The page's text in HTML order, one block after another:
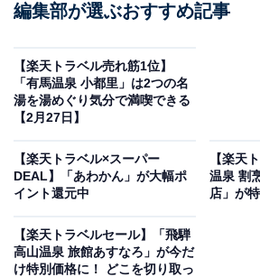
箱根湯本温泉 湯本富士屋ホテル（画像出典：楽天
「箱根湯本温泉 湯本富士屋ホテル」
約可能です。
編集部が選ぶおすすめ記事
【楽天トラベル売れ筋1位】
「有馬温泉 小都里」は2つの名
湯を湯めぐり気分で満喫できる
【2月27日】
【楽天トラベル×スーパー
DEAL】「あわかん」が大幅ポ
イント還元中
【楽天
温泉 割
店」が
【楽天トラベルセール】「飛騨
高山温泉 旅館あすなろ」が今だ
け特別価格に！ どこを切り取っ